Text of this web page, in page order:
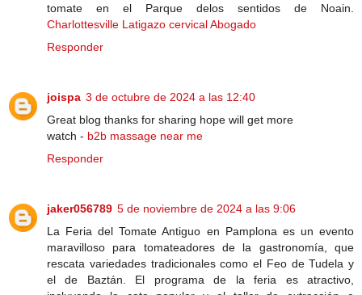
tomate en el Parque delos sentidos de Noain.
Charlottesville Latigazo cervical Abogado
Responder
joispa 3 de octubre de 2024 a las 12:40
Great blog thanks for sharing hope will get more
watch - b2b massage near me
Responder
jaker056789 5 de noviembre de 2024 a las 9:06
La Feria del Tomate Antiguo en Pamplona es un evento
maravilloso para tomateadores de la gastronomía, que
rescata variedades tradicionales como el Feo de Tudela y
el de Baztán. El programa de la feria es atractivo,